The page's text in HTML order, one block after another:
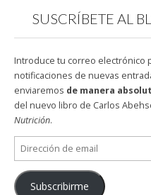
SUSCRÍBETE AL
Introduce tu correo electrónico
notificaciones de nuevas
enviaremos de manera
del nuevo libro de Carlos
Nutrición.
Dirección
de
email
Subscribirme